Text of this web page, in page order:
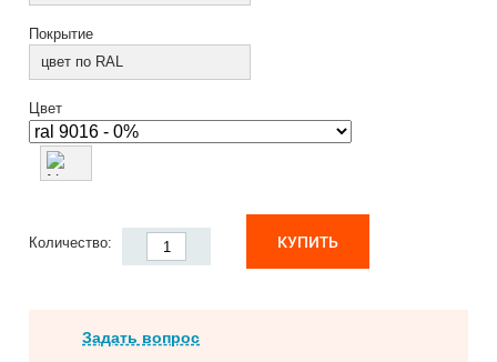
Покрытие
цвет по RAL
Цвет
Количество: КУПИТЬ
Задать вопрос